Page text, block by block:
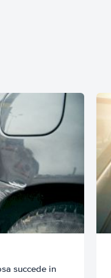
succede in